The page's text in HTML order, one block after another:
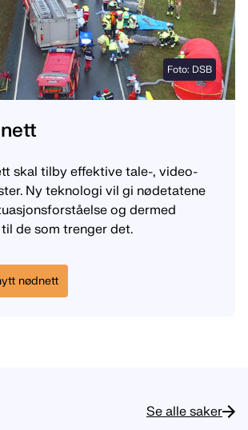
skal tilby effektive tale-, video-
Ny teknologi vil gi nødetatene
og dermed
de som trenger det.
nødnett
Foto: DSB
Se alle saker